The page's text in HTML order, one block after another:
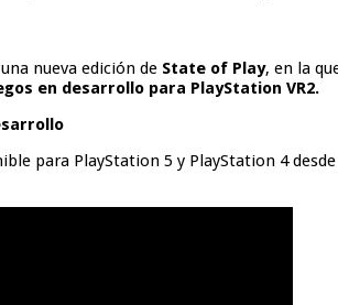
nueva edición de State of Play, en la
en desarrollo para PlayStation VR2.
para PlayStation 5 y PlayStation 4